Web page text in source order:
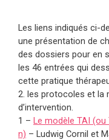
Les liens indiqués ci-
une présentation de
des dossiers pour en
les 46 entrées qui
cette pratique
2. les protocoles et la
d’intervention.
1 – Le modèle TAI
n) – Ludwig Cornil et